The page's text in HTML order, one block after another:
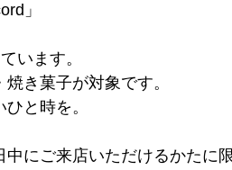
」
います。
焼き菓子が対象です。
と時を。
中にご来店いただけるかたに